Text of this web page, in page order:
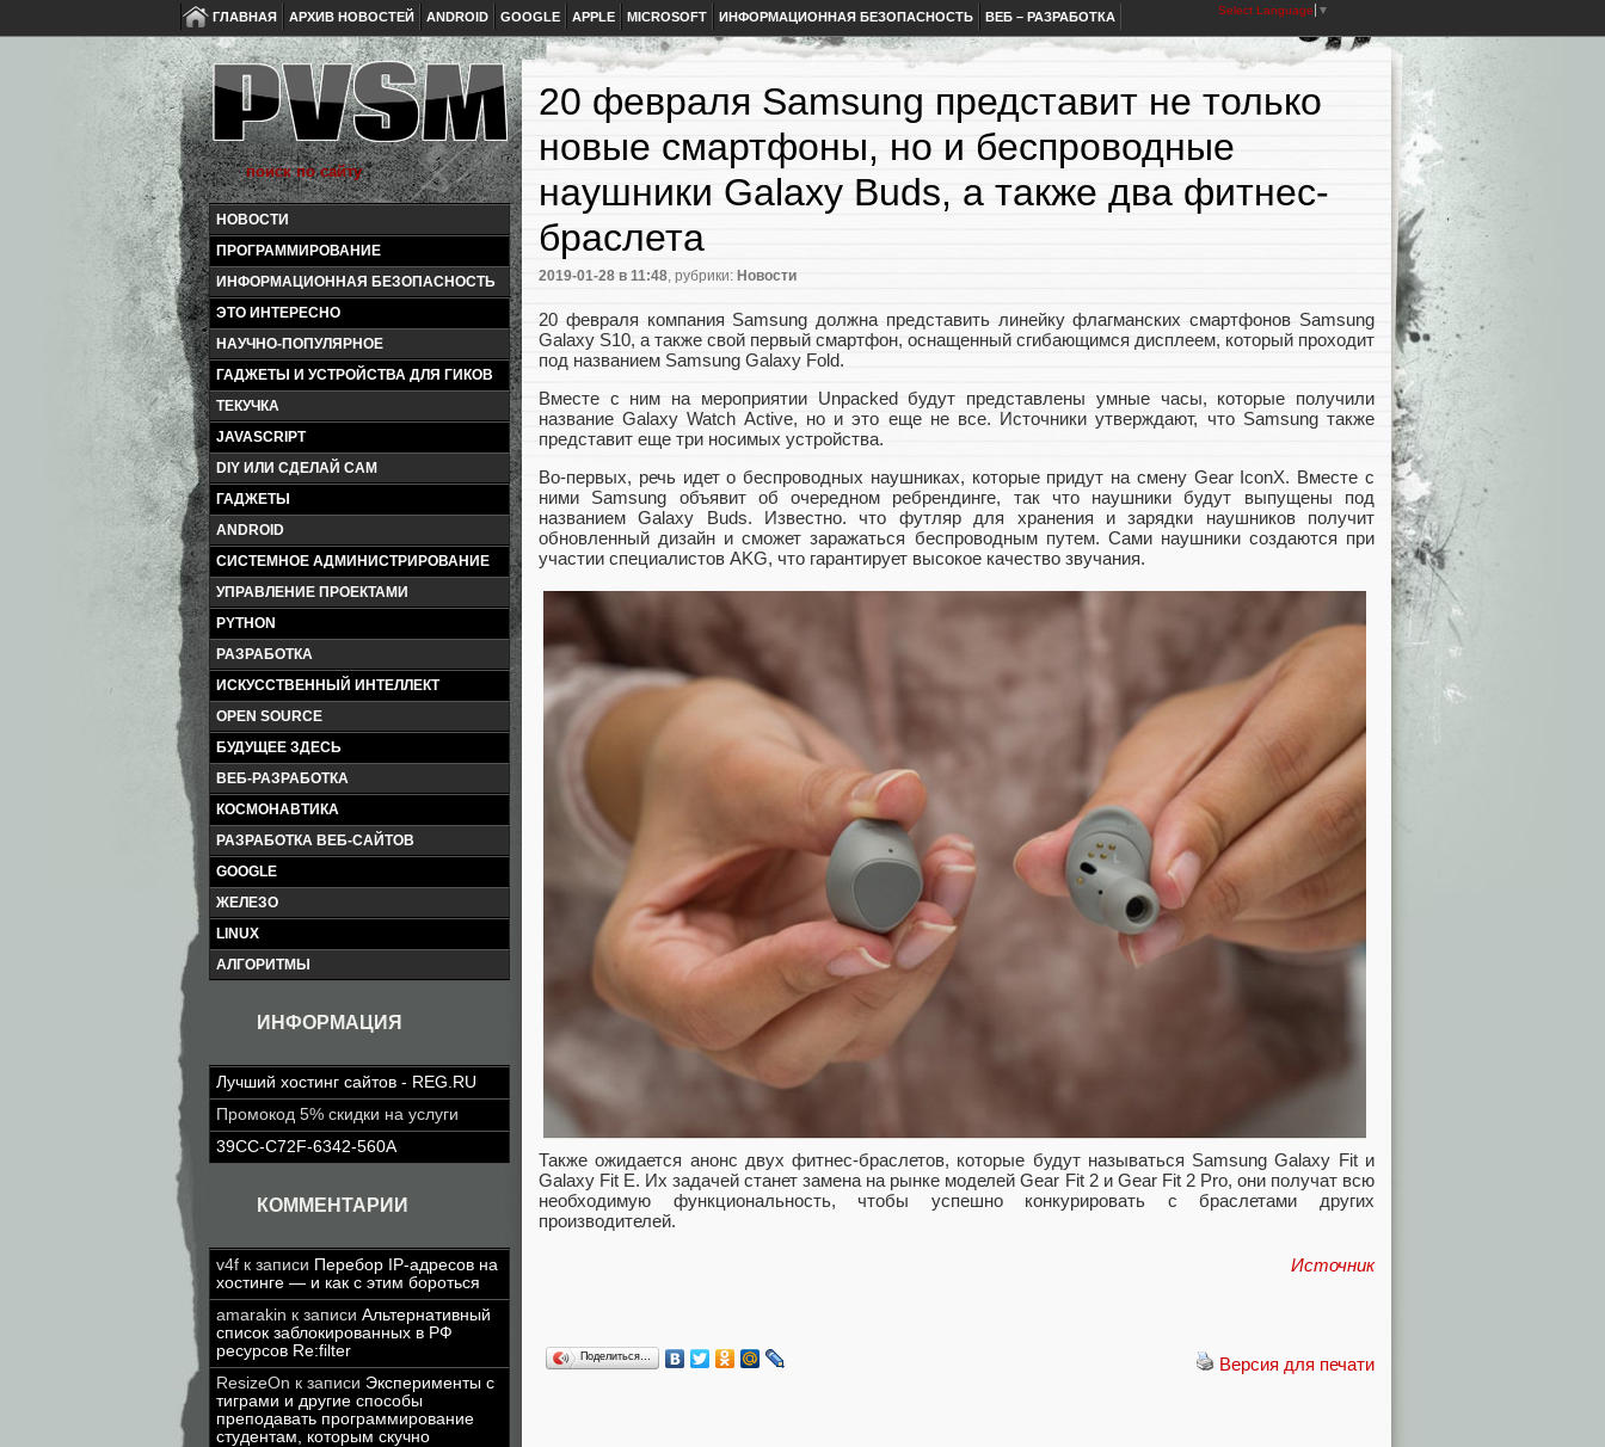
ГЛАВНАЯ АРХИВ НОВОСТЕЙ ANDROID GOOGLE APPLE MICROSOFT ИНФОРМАЦИОННАЯ БЕЗОПАСНОСТЬ ВЕБ – РАЗРАБОТКА Select Language ▼
НОВОСТИ
ПРОГРАММИРОВАНИЕ
ИНФОРМАЦИОННАЯ БЕЗОПАСНОСТЬ
ЭТО ИНТЕРЕСНО
НАУЧНО-ПОПУЛЯРНОЕ
ГАДЖЕТЫ И УСТРОЙСТВА ДЛЯ ГИКОВ
ТЕКУЧКА
JAVASCRIPT
DIY ИЛИ СДЕЛАЙ САМ
ГАДЖЕТЫ
ANDROID
СИСТЕМНОЕ АДМИНИСТРИРОВАНИЕ
УПРАВЛЕНИЕ ПРОЕКТАМИ
PYTHON
РАЗРАБОТКА
ИСКУССТВЕННЫЙ ИНТЕЛЛЕКТ
OPEN SOURCE
БУДУЩЕЕ ЗДЕСЬ
ВЕБ-РАЗРАБОТКА
КОСМОНАВТИКА
РАЗРАБОТКА ВЕБ-САЙТОВ
GOOGLE
ЖЕЛЕЗО
LINUX
АЛГОРИТМЫ
ИНФОРМАЦИЯ
Лучший хостинг сайтов - REG.RU
Промокод 5% скидки на услуги
39CC-C72F-6342-560A
КОММЕНТАРИИ
v4f к записи Перебор IP-адресов на
хостинге — и как с этим бороться
amarakin к записи Альтернативный
список заблокированных в РФ
ресурсов Re:filter
ResizeOn к записи Эксперименты с
тиграми и другие способы
преподавать программирование
студентам, которым скучно
20 февраля Samsung представит не только
новые смартфоны, но и беспроводные
наушники Galaxy Buds, а также два фитнес-
браслета
2019-01-28 в 11:48, рубрики: Новости
20 февраля компания Samsung должна представить линейку флагманских смартфонов Samsung
Galaxy S10, а также свой первый смартфон, оснащенный сгибающимся дисплеем, который проходит
под названием Samsung Galaxy Fold.
Вместе с ним на мероприятии Unpacked будут представлены умные часы, которые получили
название Galaxy Watch Active, но и это еще не все. Источники утверждают, что Samsung также
представит еще три носимых устройства.
Во-первых, речь идет о беспроводных наушниках, которые придут на смену Gear IconX. Вместе с
ними Samsung объявит об очередном ребрендинге, так что наушники будут выпущены под
названием Galaxy Buds. Известно. что футляр для хранения и зарядки наушников получит
обновленный дизайн и сможет заражаться беспроводным путем. Сами наушники создаются при
участии специалистов AKG, что гарантирует высокое качество звучания.
Также ожидается анонс двух фитнес-браслетов, которые будут называться Samsung Galaxy Fit и
Galaxy Fit Е. Их задачей станет замена на рынке моделей Gear Fit 2 и Gear Fit 2 Pro, они получат всю
необходимую функциональность, чтобы успешно конкурировать с браслетами других
производителей.
Источник
Версия для печати
Поделиться…